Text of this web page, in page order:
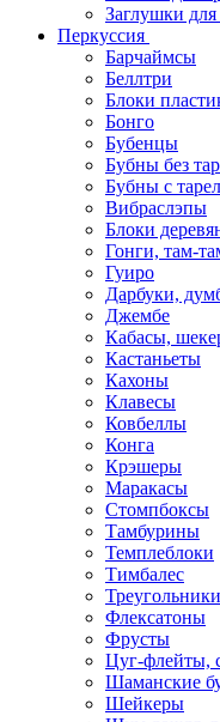
Заглушки для
Перкуссия
Барчаймсы
Беллтри
Блоки
Бонго
Бубенцы
Бубны без
Бубны с
Вибраслэпы
Блоки
Гонги, там-
Гуиро
Дарбуки,
Джембе
Кабасы,
Кастаньеты
Кахоны
Клавесы
Ковбеллы
Конга
Крэшеры
Маракасы
Стомпбоксы
Тамбурины
Темплеблоки
Тимбалес
Треугольники
Флексатоны
Фрусты
Цуг-флейты,
Шаманские
Шейкеры